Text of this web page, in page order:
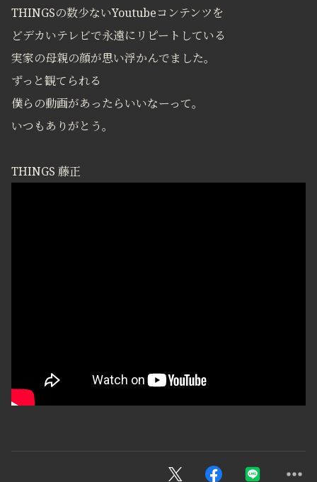
THINGSの数少ないYoutubeコンテンツを
どデカいテレビで永遠にリピートしている
実家の母親の顔が思い浮かんでました。
ずっと観てられる
僕らの動画があったらいいなーって。
いつもありがとう。
THINGS 藤正